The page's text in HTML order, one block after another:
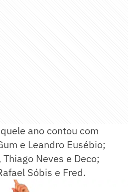
ano contou com
e Leandro Eusébio;
Neves e Deco;
Sóbis e Fred.